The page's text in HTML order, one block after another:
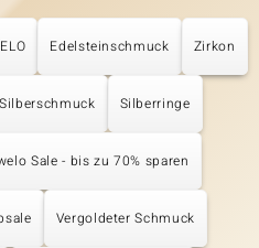
Edelsteinschmuck Zirkon
Silberschmuck Silberringe
Sale - bis zu 70% sparen
Vergoldeter Schmuck